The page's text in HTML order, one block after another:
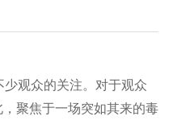
少观众的关注。对于观众
聚焦于一场突如其来的毒